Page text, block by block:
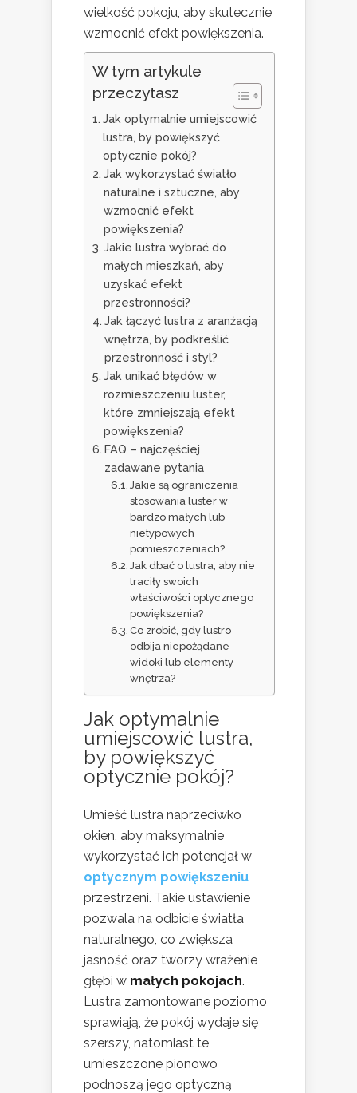
wielkość pokoju, aby skutecznie
wzmocnić efekt powiększenia.
W tym artykule
przeczytasz
Jak optymalnie umiejscowić
lustra, by powiększyć
optycznie pokój?
Jak wykorzystać światło
naturalne i sztuczne, aby
wzmocnić efekt
powiększenia?
Jakie lustra wybrać do
małych mieszkań, aby
uzyskać efekt
przestronności?
Jak łączyć lustra z aranżacją
wnętrza, by podkreślić
przestronność i styl?
Jak unikać błędów w
rozmieszczeniu luster,
które zmniejszają efekt
powiększenia?
FAQ – najczęściej
zadawane pytania
Jakie są ograniczenia
stosowania luster w
bardzo małych lub
nietypowych
pomieszczeniach?
Jak dbać o lustra, aby nie
traciły swoich
właściwości optycznego
powiększenia?
Co zrobić, gdy lustro
odbija niepożądane
widoki lub elementy
wnętrza?
Jak optymalnie
umiejscowić lustra,
by powiększyć
optycznie pokój?
Umieść lustra naprzeciwko
okien, aby maksymalnie
wykorzystać ich potencjał w
optycznym powiększeniu
przestrzeni. Takie ustawienie
pozwala na odbicie światła
naturalnego, co zwiększa
jasność oraz tworzy wrażenie
głębi w małych pokojach.
Lustra zamontowane poziomo
sprawiają, że pokój wydaje się
szerszy, natomiast te
umieszczone pionowo
podnoszą jego optyczną